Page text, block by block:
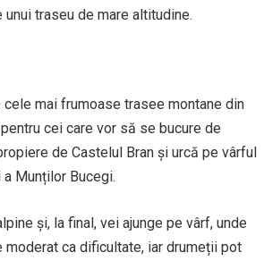
traseu de mare altitudine.
mai frumoase trasee montane din
cei care vor să se bucure de
de Castelul Bran și urcă pe vârful
Munților Bucegi.
și, la final, vei ajunge pe vârf, unde
ca dificultate, iar drumeții pot